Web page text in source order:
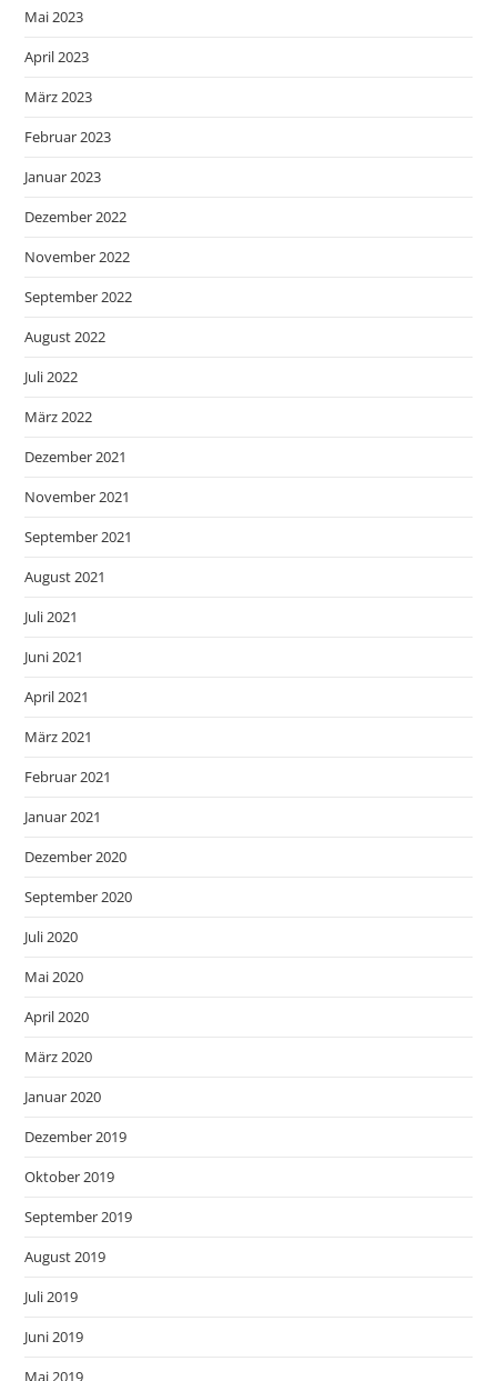
Mai 2023
April 2023
März 2023
Februar 2023
Januar 2023
Dezember 2022
November 2022
September 2022
August 2022
Juli 2022
März 2022
Dezember 2021
November 2021
September 2021
August 2021
Juli 2021
Juni 2021
April 2021
März 2021
Februar 2021
Januar 2021
Dezember 2020
September 2020
Juli 2020
Mai 2020
April 2020
März 2020
Januar 2020
Dezember 2019
Oktober 2019
September 2019
August 2019
Juli 2019
Juni 2019
Mai 2019